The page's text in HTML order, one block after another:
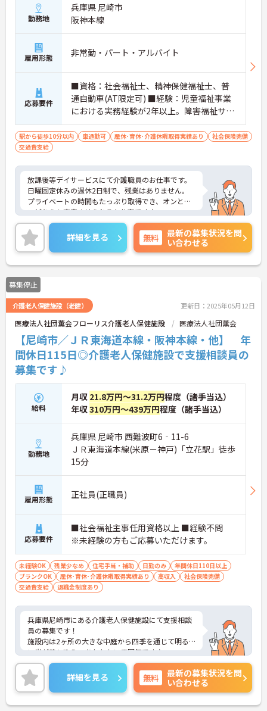
勤務地
兵庫県 尼崎市
阪神本線
雇用形態 非常勤・パート・アルバイト
応募要件
■資格：社会福祉士、精神保健福祉士、普
通自動車(AT限定可) ■経験：児童福祉事業
における実務経験が2年以上。障害福祉サー
ビス事業における実務経験2年以上のいずれ
かの経験をお持ちの方
駅から徒歩10分以内 車通勤可 産休･育休･介護休暇取得実績あり
社会保険完備
交通費支給
放課後等デイサービスにて介護職員のお仕事です。
日曜固定休みの週休2日制で、残業はありません。
プライベートの時間もたっぷり取得でき、オンとオ
フどちらも充実させられるお仕事です♪
ご興味がある方は是非一度マイナビまでお問い合わ
せください。さらに詳細などお伝えします！
詳細を見る 無料
最新の募集状況を問
い合わせる
募集停止
介護老人保健施設（老健） 更新日：2025年05月12日
医療法人社団薫会フローリス介護老人保健施設 医療法人社団薫会
【尼崎市／ＪＲ東海道本線・阪神本線・他】 年
間休日115日◎介護老人保健施設で支援相談員の
募集です♪
給料
月収 21.8万円～31.2万円程度（諸手当込）
年収310万円～439万円程度（諸手当込）
勤務地
兵庫県 尼崎市 西難波町6‐11-6
ＪＲ東海道本線(米原－神戸)「立花駅」徒歩
15分
雇用形態 正社員(正職員)
応募要件
■社会福祉主事任用資格以上 ■経験不問
※未経験の方もご応募いただけます。
未経験OK 残業少なめ 住宅手当・補助 日勤のみ
年間休日110日以上
ブランクOK
産休･育休･介護休暇取得実績あり 高収入
社会保険完備
交通費支給
退職金制度あり
兵庫県尼崎市にある介護老人保健施設にて支援相談
員の募集です！
施設内は2ヶ所の大きな中庭から四季を通じて明る
い光が差し込み、あたたかい雰囲気です♪
居室、共同スペースともに利用者様に楽しく、健康
的な毎日をお過ごしいただくため、
すべてにユニバーサルデザインの思想を取り入れた
施設設計、設備を導入し、安全と快適さを高いレベ
ルでご提供しています！
詳細を見る 無料
最新の募集状況を問
い合わせる